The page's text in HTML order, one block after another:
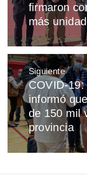
firmaron
más
Siguiente
Entrada
siguiente:
COVID-
informó
de 150 mil
provincia